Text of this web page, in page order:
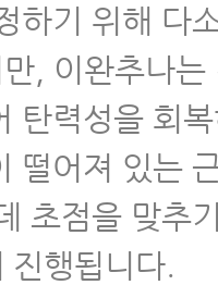
하기 위해 다
, 이완추나는
탄력성을 회
떨어져 있는
초점을 맞추
진행됩니다.